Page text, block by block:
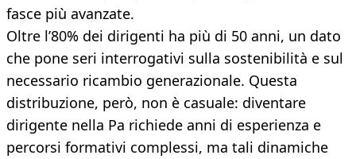
fasce più avanzate.
Oltre l’80% dei dirigenti ha più di 50 anni, un dato
che pone seri interrogativi sulla sostenibilità e sul
necessario ricambio generazionale. Questa
distribuzione, però, non è casuale: diventare
dirigente nella Pa richiede anni di esperienza e
percorsi formativi complessi, ma tali dinamiche